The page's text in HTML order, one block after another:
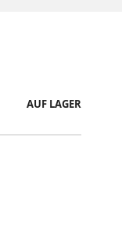
AUF LAGER